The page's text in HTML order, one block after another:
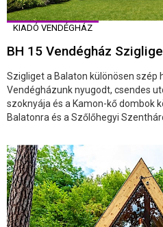
KIADÓ VENDÉGHÁZ
BH 15 Vendégház
Szigliget a Balaton különösen szép
Vendégházunk nyugodt, csendes
szoknyája és a Kamon-kő dombok
Balatonra és a Szőlőhegyi